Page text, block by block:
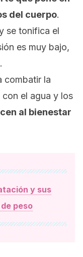
del cuerpo.
se tonifica el
es muy bajo,
combatir la
el agua y los
al bienestar
y sus
peso